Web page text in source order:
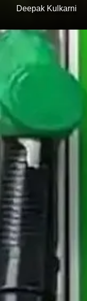
Deepak Kulkarni